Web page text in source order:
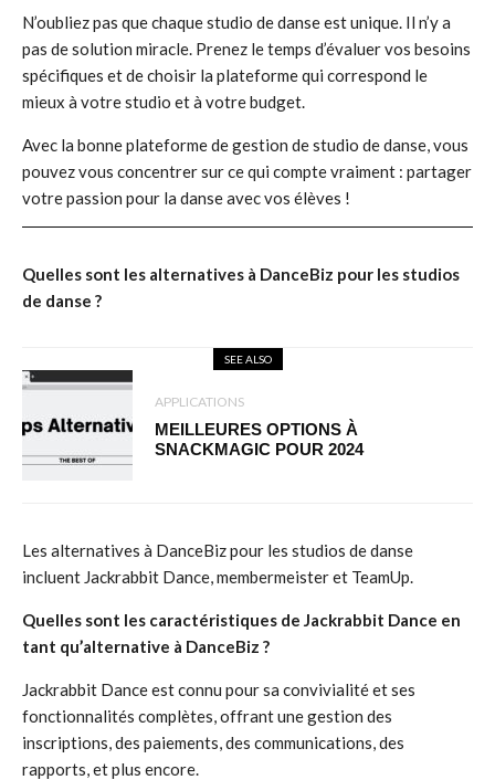
N’oubliez pas que chaque studio de danse est unique. Il n’y a
pas de solution miracle. Prenez le temps d’évaluer vos besoins
spécifiques et de choisir la plateforme qui correspond le
mieux à votre studio et à votre budget.
Avec la bonne plateforme de gestion de studio de danse, vous
pouvez vous concentrer sur ce qui compte vraiment : partager
votre passion pour la danse avec vos élèves !
Quelles sont les alternatives à DanceBiz pour les studios
de danse ?
SEE ALSO
APPLICATIONS
MEILLEURES OPTIONS À
SNACKMAGIC POUR 2024
Les alternatives à DanceBiz pour les studios de danse
incluent Jackrabbit Dance, membermeister et TeamUp.
Quelles sont les caractéristiques de Jackrabbit Dance en
tant qu’alternative à DanceBiz ?
Jackrabbit Dance est connu pour sa convivialité et ses
fonctionnalités complètes, offrant une gestion des
inscriptions, des paiements, des communications, des
rapports, et plus encore.